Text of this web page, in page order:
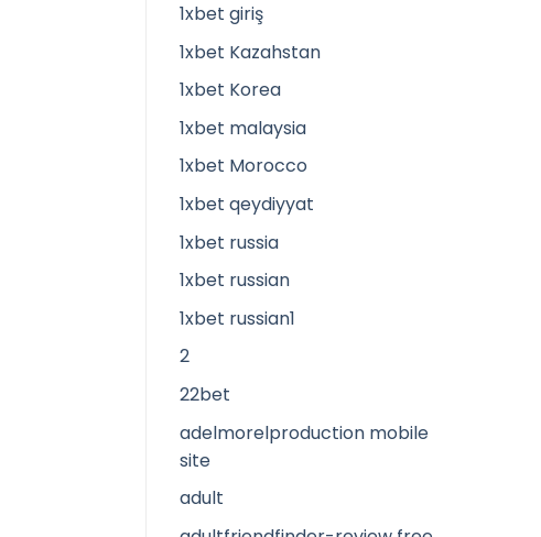
1xbet giriş
1xbet Kazahstan
1xbet Korea
1xbet malaysia
1xbet Morocco
1xbet qeydiyyat
1xbet russia
1xbet russian
1xbet russian1
2
22bet
adelmorelproduction mobile
site
adult